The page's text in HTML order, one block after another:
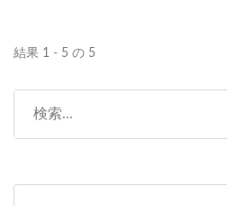
ージが利用可能です。
結果 1 - 5 の 5